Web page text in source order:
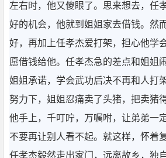
左右时，他又傻眼了。思来想去，任
好的机会，他就到姐姐家去借钱。然
好，再加上任孝杰爱打架，担心他学
愿借钱给他。任孝杰急的差点和姐姐
姐姐承诺，学会武功后决不再和人打
努力下，姐姐忍痛卖了头猪，把卖猪
他手上，千叮咛，万嘱咐，让弟弟一
不要再让别人看不起。就这样，怀着
任孝杰毅然走出家门，远离故乡，独